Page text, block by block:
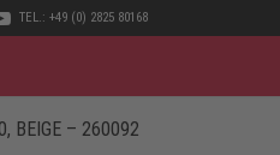
TEL.: +49 (0) 2825 80168
BEIGE – 260092